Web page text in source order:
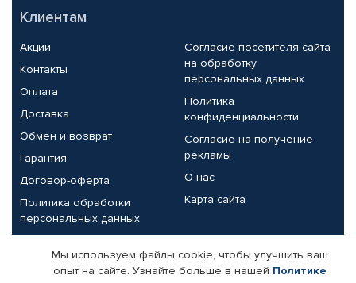
Клиентам
Акции
Контакты
Оплата
Доставка
Обмен и возврат
Гарантия
Договор-оферта
Политика обработки
персональных данных
Согласие посетителя сайта
на обработку
персональных данных
Политика
конфиденциальности
Согласие на получение
рекламы
О нас
Карта сайта
Партнерам
Мы используем файлы cookie, чтобы улучшить ваш
опыт на сайте. Узнайте больше в нашей Политике